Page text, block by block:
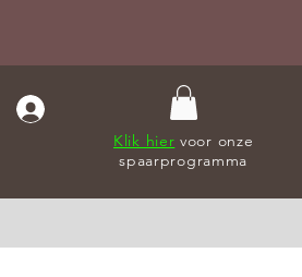
Klik hier voor onze
spaarprogramma